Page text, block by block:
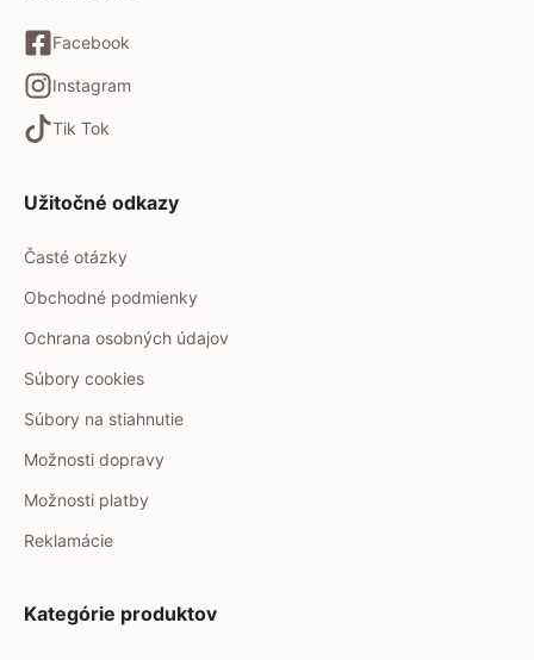
Facebook
Instagram
Tik Tok
Užitočné odkazy
Časté otázky
Obchodné podmienky
Ochrana osobných údajov
Súbory cookies
Súbory na stiahnutie
Možnosti dopravy
Možnosti platby
Reklamácie
Kategórie produktov